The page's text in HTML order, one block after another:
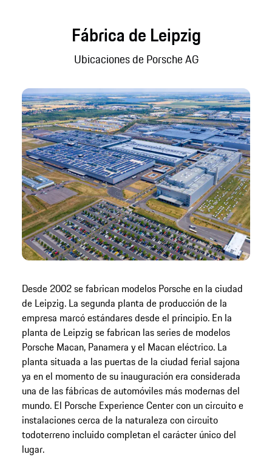
Fábrica de Leipzig
Ubicaciones de Porsche AG
Desde 2002 se fabrican modelos Porsche en la ciudad
de Leipzig. La segunda planta de producción de la
empresa marcó estándares desde el principio. En la
planta de Leipzig se fabrican las series de modelos
Porsche Macan, Panamera y el Macan eléctrico. La
planta situada a las puertas de la ciudad ferial sajona
ya en el momento de su inauguración era considerada
una de las fábricas de automóviles más modernas del
mundo. El Porsche Experience Center con un circuito e
instalaciones cerca de la naturaleza con circuito
todoterreno incluido completan el carácter único del
lugar.